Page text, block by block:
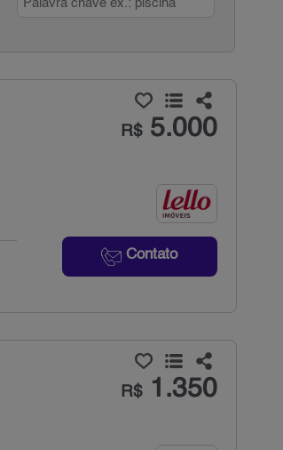
R$5.000
Contato
R$1.350